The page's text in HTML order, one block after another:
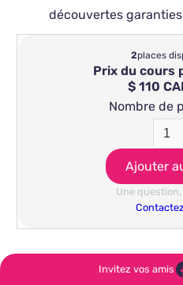
découvertes garanties
2places
Prix du cours
$ 110
Nombre de
Une
Invitez vos amis